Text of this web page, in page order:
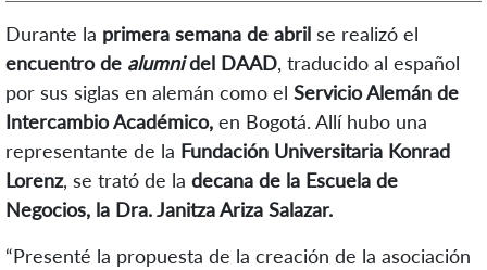
Durante la primera semana de abril se realizó el
encuentro de alumnidel DAAD, traducido al español
por sus siglas en alemán como el Servicio Alemán de
Intercambio Académico, en Bogotá. Allí hubo una
representante de la Fundación Universitaria Konrad
Lorenz, se trató de la decana de la Escuela de
Negocios, la Dra. Janitza Ariza Salazar.
“Presenté la propuesta de la creación de la asociación